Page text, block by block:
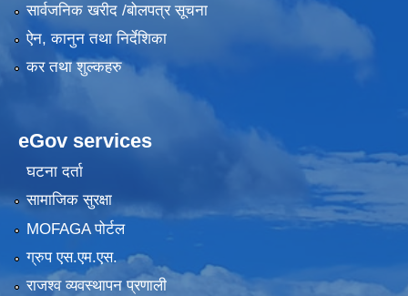
सार्वजनिक खरीद /बोलपत्र सूचना
ऐन, कानुन तथा निर्देशिका
कर तथा शुल्कहरु
eGov services
घटना दर्ता
सामाजिक सुरक्षा
MOFAGA पोर्टल
ग्रुप एस.एम.एस.
राजश्व व्यवस्थापन प्रणाली